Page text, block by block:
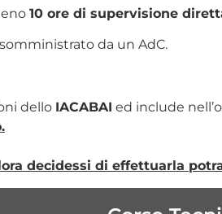
10 ore di supervisione
somministrato da un AdC.
dello IACABAI ed include
decidessi di effettuarla